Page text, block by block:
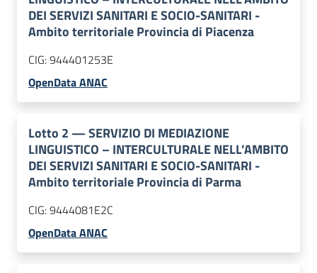
DEI SERVIZI SANITARI E SOCIO-SANITARI -
Ambito territoriale Provincia di Piacenza
CIG:944401253E
OpenData ANAC
Lotto 2 —SERVIZIO DI MEDIAZIONE
LINGUISTICO – INTERCULTURALE NELL’AMBITO
DEI SERVIZI SANITARI E SOCIO-SANITARI -
Ambito territoriale Provincia di Parma
CIG:9444081E2C
OpenData ANAC